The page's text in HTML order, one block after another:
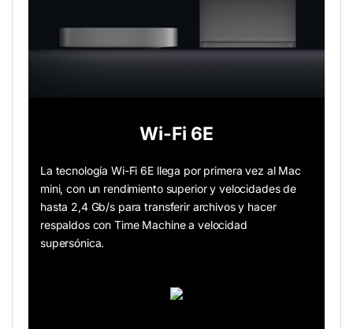
Wi-Fi 6E
La tecnología Wi-Fi 6E llega por primera vez al Mac
mini, con un rendimiento superior y velocidades de
hasta 2,4 Gb/s para transferir archivos y hacer
respaldos con Time Machine a velocidad
supersónica.